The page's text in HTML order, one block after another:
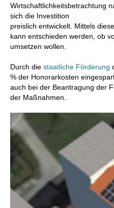
Wirtschaftlichkeitsbetrachtung
sich die Investition
preislich entwickelt. Mittels
kann entschieden werden, ob
umsetzen wollen.
Durch die staatliche Förderung
% der Honorarkosten
auch bei der Beantragung der
der Maßnahmen.